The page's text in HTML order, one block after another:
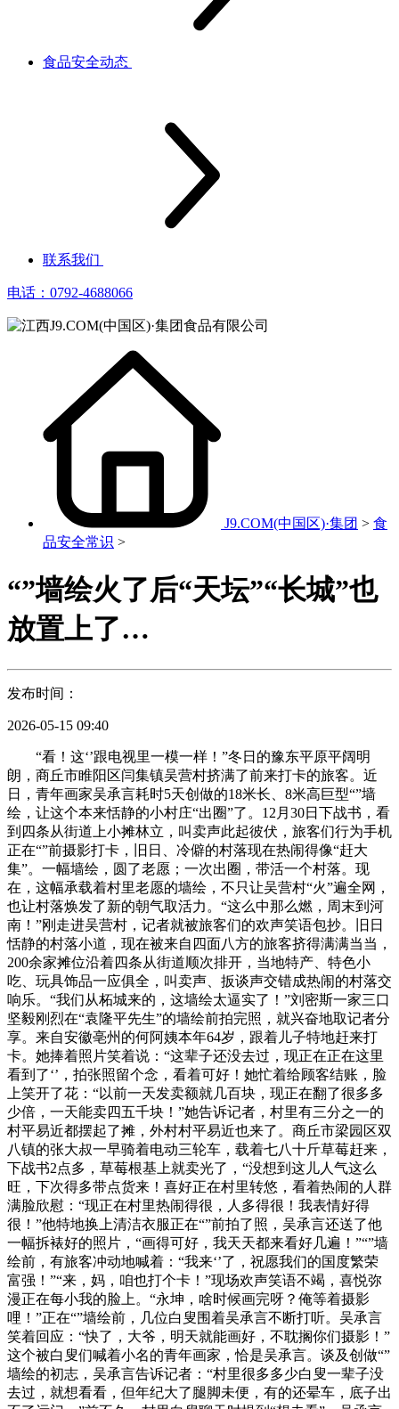
食品安全动态
联系我们
电话：0792-4688066
J9.COM(中国区)·集团 > 食
品安全常识 >
“”墙绘火了后“天坛”“长城”也
放置上了…
发布时间：
2026-05-15 09:40
“看！这‘’跟电视里一模一样！”冬日的豫东平原平阔明
朗，商丘市睢阳区闫集镇吴营村挤满了前来打卡的旅客。近
日，青年画家吴承言耗时5天创做的18米长、8米高巨型“”墙
绘，让这个本来恬静的小村庄“出圈”了。12月30日下战书，看
到四条从街道上小摊林立，叫卖声此起彼伏，旅客们行为手机
正在“”前摄影打卡，旧日、冷僻的村落现在热闹得像“赶大
集”。一幅墙绘，圆了老愿；一次出圈，带活一个村落。现
在，这幅承载着村里老愿的墙绘，不只让吴营村“火”遍全网，
也让村落焕发了新的朝气取活力。“这么中那么燃，周末到河
南！”刚走进吴营村，记者就被旅客们的欢声笑语包抄。旧日
恬静的村落小道，现在被来自四面八方的旅客挤得满满当当，
200余家摊位沿着四条从街道顺次排开，当地特产、特色小
吃、玩具饰品一应俱全，叫卖声、扳谈声交错成热闹的村落交
响乐。“我们从柘城来的，这墙绘太逼实了！”刘密斯一家三口
坚毅刚烈在“袁隆平先生”的墙绘前拍完照，就兴奋地取记者分
享。来自安徽亳州的何阿姨本年64岁，跟着儿子特地赶来打
卡。她捧着照片笑着说：“这辈子还没去过，现正在正在这里
看到了‘’，拍张照留个念，看着可好！她忙着给顾客结账，脸
上笑开了花：“以前一天发卖额就几百块，现正在翻了很多多
少倍，一天能卖四五千块！”她告诉记者，村里有三分之一的
村平易近都摆起了摊，外村村平易近也来了。商丘市梁园区双
八镇的张大叔一早骑着电动三轮车，载着七八十斤草莓赶来，
下战书2点多，草莓根基上就卖光了，“没想到这儿人气这么
旺，下次得多带点货来！喜好正在村里转悠，看着热闹的人群
满脸欣慰：“现正在村里热闹得很，人多得很！我表情好得
很！”他特地换上清洁衣服正在“”前拍了照，吴承言还送了他
一幅拆裱好的照片，“画得可好，我天天都来看好几遍！”“”墙
绘前，有旅客冲动地喊着：“我来‘’了，祝愿我们的国度繁荣
富强！”“来，妈，咱也打个卡！”现场欢声笑语不竭，喜悦弥
漫正在每小我的脸上。“永坤，啥时候画完呀？俺等着摄影
哩！”正在“”墙绘前，几位白叟围着吴承言不断打听。吴承言
笑着回应：“快了，大爷，明天就能画好，不耽搁你们摄影！”
这个被白叟们喊着小名的青年画家，恰是吴承言。谈及创做“”
墙绘的初志，吴承言告诉记者：“村里很多多少白叟一辈子没
去过，就想看看，但年纪大了腿脚未便，有的还晕车，底子出